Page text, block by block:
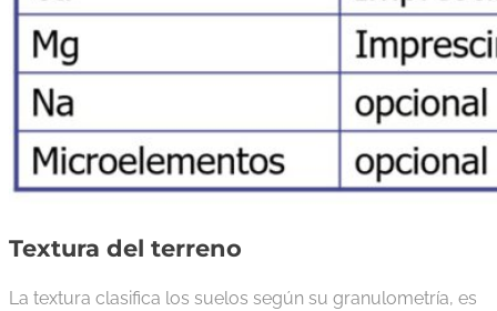
Textura del terreno
La textura clasifica los suelos según su granulometría, es